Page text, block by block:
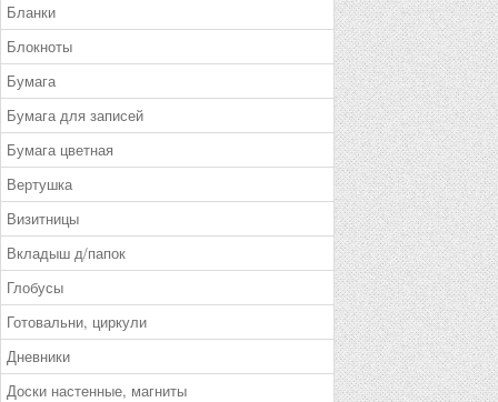
Бланки
Блокноты
Бумага
Бумага для записей
Бумага цветная
Вертушка
Визитницы
Вкладыш д/папок
Глобусы
Готовальни, циркули
Дневники
Доски настенные, магниты